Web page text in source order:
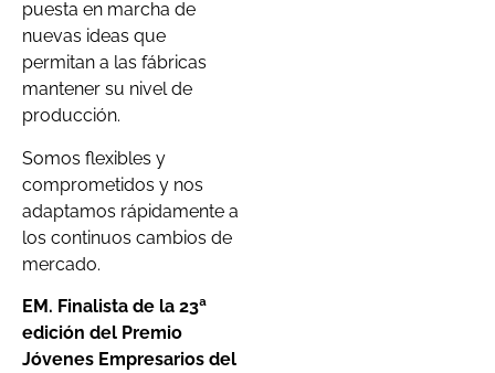
puesta en marcha de
nuevas ideas que
permitan a las fábricas
mantener su nivel de
producción.
Somos flexibles y
comprometidos y nos
adaptamos rápidamente a
los continuos cambios de
mercado.
EM. Finalista de la 23ª
edición del Premio
Jóvenes Empresarios del